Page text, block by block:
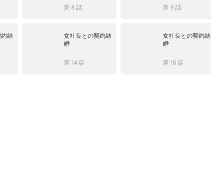
第 8 話 第 9 話
結
女社長との契約結
婚
第 14 話
女社長との契約結
婚
第 15 話